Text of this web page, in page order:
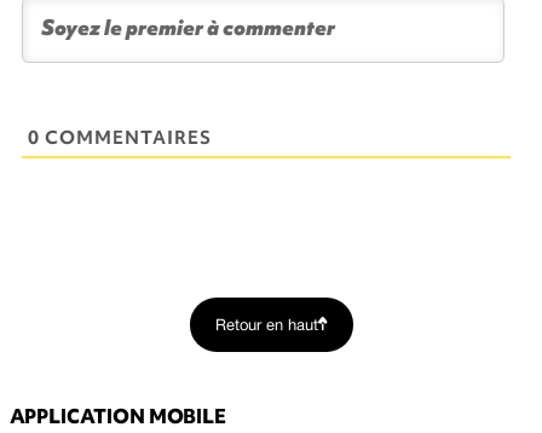
0 COMMENTAIRES
Retour en haut
APPLICATION MOBILE